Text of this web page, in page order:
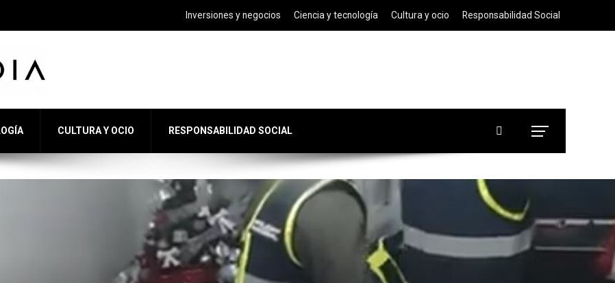
Inversiones y negocios Ciencia y tecnología Cultura y ocio Responsabilidad Social
CULTURA Y OCIO RESPONSABILIDAD SOCIAL